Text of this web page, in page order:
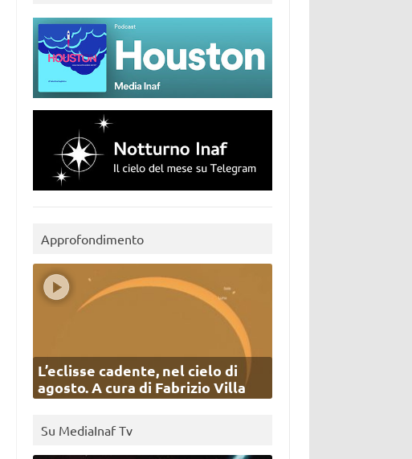
Approfondimento
L’eclisse cadente, nel cielo di
agosto. A cura di Fabrizio Villa
Su MediaInaf Tv